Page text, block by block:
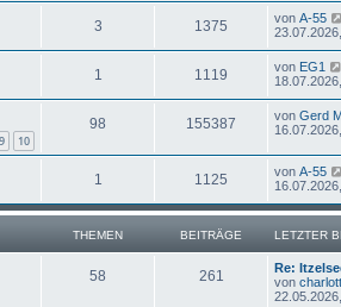
3 1375 von A-55
1 1119 von EG1
9 10
98 155387 von Gerd
1 1125 von A-55
THEMEN BEITRÄGE LETZTER
58 261
Re:
von